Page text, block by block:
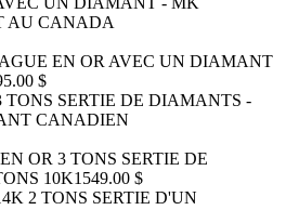
EN OR AVEC UN DIAMANT
$
OR 3 TONS SERTIE DE
10K1549.00 $